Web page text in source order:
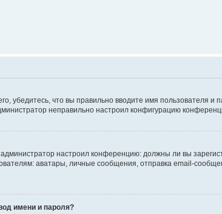
убедитесь, что вы правильно вводите имя
неправильно настроил конфигурацию
администратор настроил конференцию: должны ли вы
аватары, личные сообщения, отправка email-
имени и пароля?